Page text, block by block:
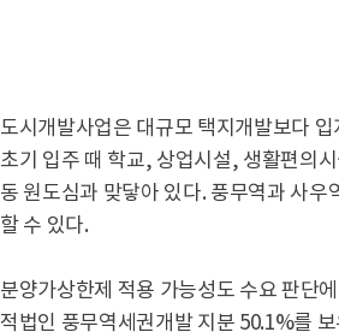
도시개발사업은 대규모 택지개발보다
초기 입주 때 학교, 상업시설, 생활편의
동 원도심과 맞닿아 있다. 풍무역과 사
할 수 있다.
분양가상한제 적용 가능성도 수요 판단
적법인 풍무역세권개발 지분 50.1%를